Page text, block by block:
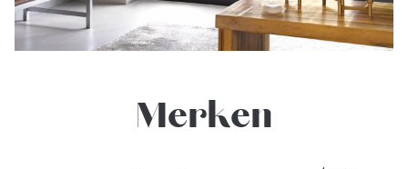
Merken